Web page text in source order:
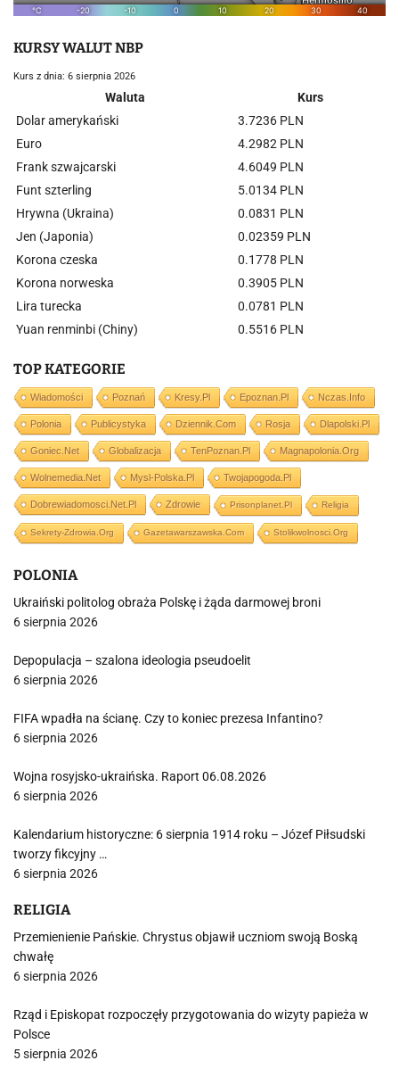
KURSY WALUT NBP
Kurs z dnia: 6 sierpnia 2026
Waluta
Kurs
Dolar amerykański
3.7236 PLN
Euro
4.2982 PLN
Frank szwajcarski
4.6049 PLN
Funt szterling
5.0134 PLN
Hrywna (Ukraina)
0.0831 PLN
Jen (Japonia)
0.02359 PLN
Korona czeska
0.1778 PLN
Korona norweska
0.3905 PLN
Lira turecka
0.0781 PLN
Yuan renminbi (Chiny)
0.5516 PLN
TOP KATEGORIE
Wiadomości Poznań Kresy.pl Epoznan.pl Nczas.info
Polonia Publicystyka Dziennik.com Rosja Dlapolski.pl
Goniec.net Globalizacja TenPoznan.pl Magnapolonia.org
Wolnemedia.net Mysl-Polska.pl Twojapogoda.pl
Dobrewiadomosci.net.pl Zdrowie Prisonplanet.pl Religia
Sekrety-Zdrowia.org Gazetawarszawska.com Stolikwolnosci.org
POLONIA
Ukraiński politolog obraża Polskę i żąda darmowej broni
6 sierpnia 2026
Depopulacja – szalona ideologia pseudoelit
6 sierpnia 2026
FIFA wpadła na ścianę. Czy to koniec prezesa Infantino?
6 sierpnia 2026
Wojna rosyjsko-ukraińska. Raport 06.08.2026
6 sierpnia 2026
Kalendarium historyczne: 6 sierpnia 1914 roku – Józef Piłsudski
tworzy fikcyjny …
6 sierpnia 2026
RELIGIA
Przemienienie Pańskie. Chrystus objawił uczniom swoją Boską
chwałę
6 sierpnia 2026
Rząd i Episkopat rozpoczęły przygotowania do wizyty papieża w
Polsce
5 sierpnia 2026